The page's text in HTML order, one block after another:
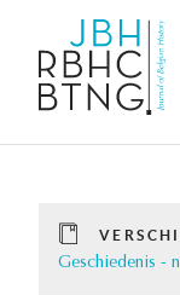
Geschiedenis -